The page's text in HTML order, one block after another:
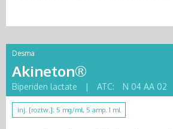
Desma
Akineton®
Biperiden lactate
| ATC: N 04 AA 02
inj. [roztw.]; 5 mg/ml, 5 amp. 1 ml